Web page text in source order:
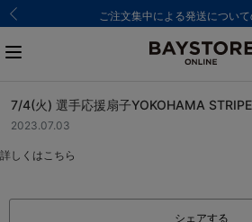
ご注文集中による発送につい
7/4(火) 選手応援扇子YOKOHAMA
2023.07.03
詳しくはこちら
シェアする